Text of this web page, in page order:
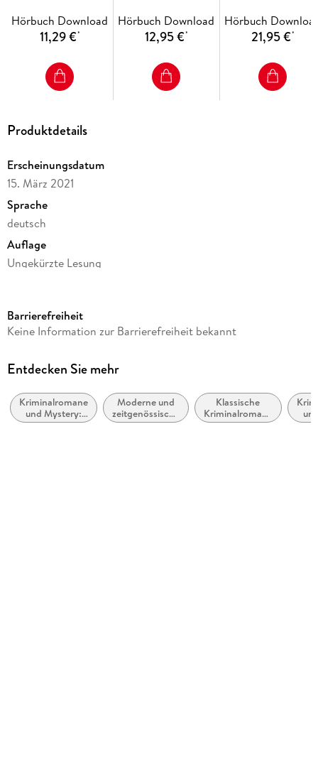
Hörbuch Download
11,29 €*
Hörbuch Download
12,95 €*
Hörbuch
21,95 €*
Produktdetails
Erscheinungsdatum
15. März 2021
Sprache
deutsch
Auflage
Ungekürzte Lesung
Dateigröße
Laufzeit
Reihe
Boisen & Nyborg ermitteln, 3
Barrierefreiheit
Keine Information zur Barrierefreiheit bekannt
Entdecken Sie mehr
Kriminalromane
und Mystery:
Polizeiarbeit &
Moderne und
zeitgenössische
Belletristik:
Klassische
Kriminalromane
und Mystery